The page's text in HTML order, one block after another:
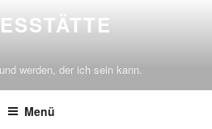
werden, der ich sein kann.
Menü